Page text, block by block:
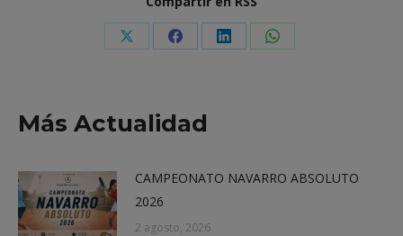
Share Share Share Share
Más Actualidad
CAMPEONATO NAVARRO ABSOLUTO
2026
2 agosto, 2026